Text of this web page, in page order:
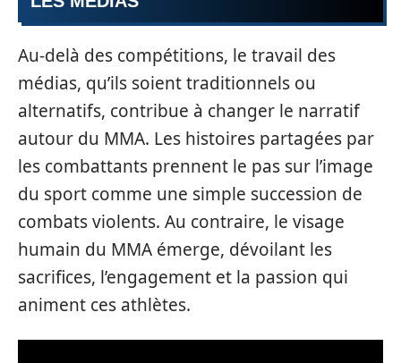
Au-delà des compétitions, le travail des
médias, qu’ils soient traditionnels ou
alternatifs, contribue à changer le narratif
autour du MMA. Les histoires partagées par
les combattants prennent le pas sur l’image
du sport comme une simple succession de
combats violents. Au contraire, le visage
humain du MMA émerge, dévoilant les
sacrifices, l’engagement et la passion qui
animent ces athlètes.